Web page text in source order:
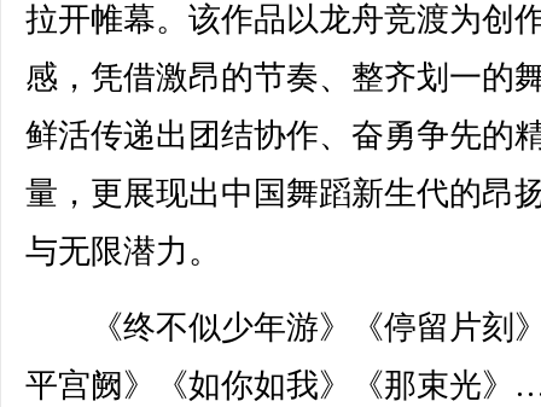
拉开帷幕。该作品以龙舟竞渡为创
感，凭借激昂的节奏、整齐划一的
鲜活传递出团结协作、奋勇争先的
量，更展现出中国舞蹈新生代的昂
与无限潜力。
《终不似少年游》《停留片刻
平宫阙》《如你如我》《那束光